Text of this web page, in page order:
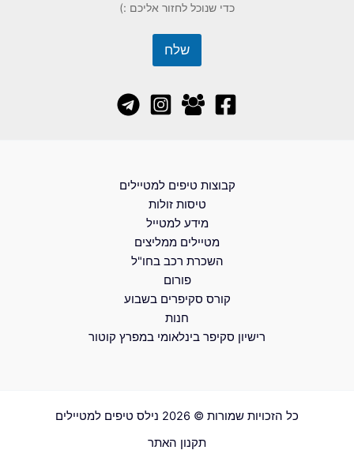
כדי שנוכל לחזור אליכם :)
שלח
קבוצות טיפים למטיילים
טיסות זולות
מידע למטייל
מטיילים ממליצים
השכרת רכב בחו"ל
פורום
קורס סקיפרים בשבוע
חנות
רישיון סקיפר בינלאומי במפרץ קוטור
כל הזכויות שמורות © 2026 נילס טיפים למטיילים
תקנון האתר